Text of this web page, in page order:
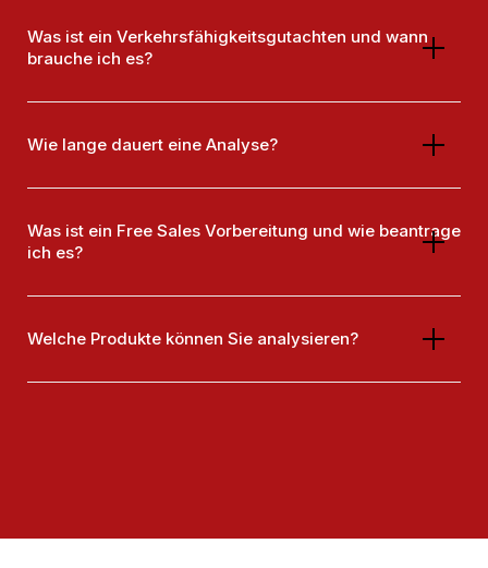
Was ist ein Verkehrsfähigkeitsgutachten und wann
brauche ich es?
Wie lange dauert eine Analyse?
Was ist ein Free Sales Vorbereitung und wie beantrage
ich es?
Welche Produkte können Sie analysieren?